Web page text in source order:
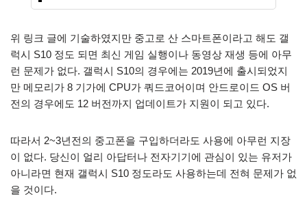
위 링크 글에 기술하였지만 중고로 산 스마트폰이라고 해도 갤
럭시 S10 정도 되면 최신 게임 실행이나 동영상 재생 등에 아무
런 문제가 없다. 갤럭시 S10의 경우에는 2019년에 출시되었지
만 메모리가 8 기가에 CPU가 쿼드코어이며 안드로이드 OS 버
전의 경우에도 12 버전까지 업데이트가 지원이 되고 있다.
따라서 2~3년전의 중고폰을 구입하더라도 사용에 아무런 지장
이 없다. 당신이 얼리 아답터나 전자기기에 관심이 있는 유저가
아니라면 현재 갤럭시 S10 정도라도 사용하는데 전혀 문제가 없
을 것이다.